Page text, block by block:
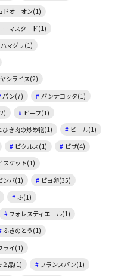
ドオニオン(1)
ーマスタード(1)
ハマグリ(1)
シライス(2)
パン(7)
パンナコッタ(1)
ビーフ(1)
ひき肉の炒め物(1)
ビール(1)
ピクルス(1)
ピザ(4)
スケット(1)
ンバ(1)
ピヨ卵(35)
ふ(1)
フォレスティエール(1)
ふきのとう(1)
ライ(1)
２品(1)
フランスパン(1)